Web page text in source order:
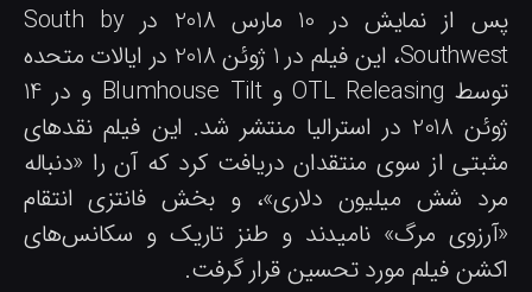
پس از نمایش در 10 مارس 2018 در South by
Southwest، این فیلم در 1 ژوئن 2018 در ایالات متحده
توسط OTL Releasing و Blumhouse Tilt و در 14
ژوئن 2018 در استرالیا منتشر شد. این فیلم نقدهای
از سوی منتقدان دریافت کرد که آن را «دنباله
شش میلیون دلاری»، و بخش فانتزی انتقام
مرگ» نامیدند و طنز تاریک و سکانس‌های
فیلم مورد تحسین قرار گرفت.